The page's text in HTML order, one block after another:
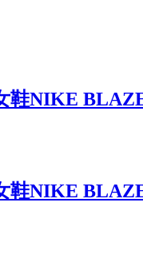
鞋NIKE
鞋NIKE